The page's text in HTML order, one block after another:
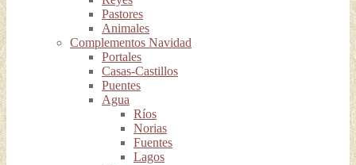
Pastores
Animales
Complementos Navidad
Portales
Casas-Castillos
Puentes
Agua
Ríos
Norias
Fuentes
Lagos